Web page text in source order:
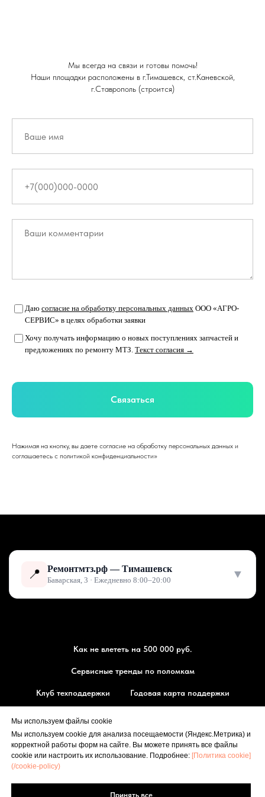
Мы используем файлы cookie
Мы используем cookie для анализа посещаемости (Яндекс.Метрика) и
корректной работы форм на сайте. Вы можете принять все файлы
cookie или настроить их использование. Подробнее: [Политика cookie]
(/cookie-policy)
Принять все
Мы всегда на связи и готовы помочь!
Наши площадки расположены в г.Тимашевск, ст.Каневской,
г.Ставрополь (строится)
Даю согласие на обработку персональных данных ООО «АГРО-
СЕРВИС» в целях обработки заявки
Хочу получать информацию о новых поступлениях запчастей и
предложениях по ремонту МТЗ. Текст согласия →
Связаться
Нажимая на кнопку, вы даете согласие на обработку персональных данных и
соглашаетесь c политикой конфиденциальности»
📍 Ремонтмтз.рф — Тимашевск
Баварская, 3 · Ежедневно 8:00–20:00 ▼
⭐ Оставить отзыв
Как не влететь на 500 000 руб.
Сервисные тренды по поломкам
Клуб техподдержки Годовая карта поддержки
РЕМОНТМТЗ.РФ